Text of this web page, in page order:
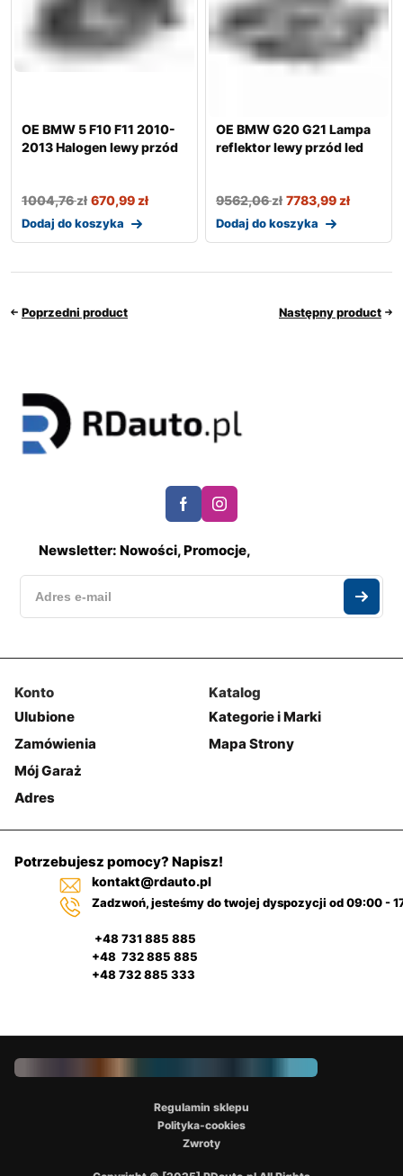
OE BMW 5 F10 F11 2010-
2013 Halogen lewy przód
1004,76zł 670,99zł
Dodaj do koszyka
OE BMW G20 G21 Lampa
reflektor lewy przód led
9562,06zł 7783,99zł
Dodaj do koszyka
Poprzedni product Następny product
Newsletter: Nowości, Promocje,
Konto
Ulubione
Zamówienia
Mój Garaż
Adres
Katalog
Kategorie i Marki
Mapa Strony
Potrzebujesz pomocy? Napisz!
kontakt@rdauto.pl
Zadzwoń, jesteśmy do twojej dyspozycji od 09:00 -
+48 731 885 885
+48 732 885 885
+48 732 885 333
Regulamin sklepu
Polityka-cookies
Zwroty